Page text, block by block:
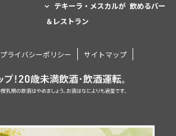
テキーラ・メスカルが 飲めるバー
＆レストラン
プライバシーポリシー サイトマップ